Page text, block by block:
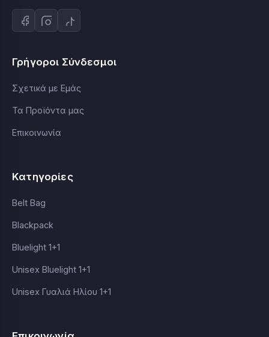
Γρήγοροι Σύνδεσμοι
Σχετικά με Εμάς
Τα Προϊόντα μας
Επικοινωνία
Κατηγορίες
Belt Bag
Blackpack
Bluelight 1+1
Unisex Bluelight 1+1
Unisex Γυαλιά Ηλίου 1+1